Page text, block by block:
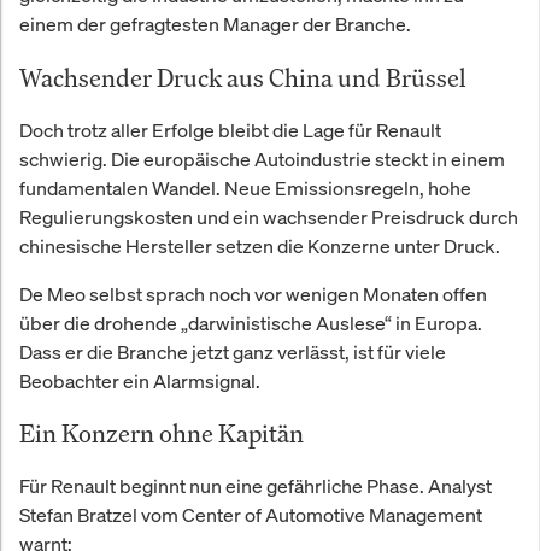
einem der gefragtesten Manager der Branche.
Wachsender Druck aus China und Brüssel
Doch trotz aller Erfolge bleibt die Lage für Renault
schwierig. Die europäische Autoindustrie steckt in einem
fundamentalen Wandel. Neue Emissionsregeln, hohe
Regulierungskosten und ein wachsender Preisdruck durch
chinesische Hersteller setzen die Konzerne unter Druck.
De Meo selbst sprach noch vor wenigen Monaten offen
über die drohende „darwinistische Auslese“ in Europa.
Dass er die Branche jetzt ganz verlässt, ist für viele
Beobachter ein Alarmsignal.
Ein Konzern ohne Kapitän
Für Renault beginnt nun eine gefährliche Phase. Analyst
Stefan Bratzel vom Center of Automotive Management
warnt: